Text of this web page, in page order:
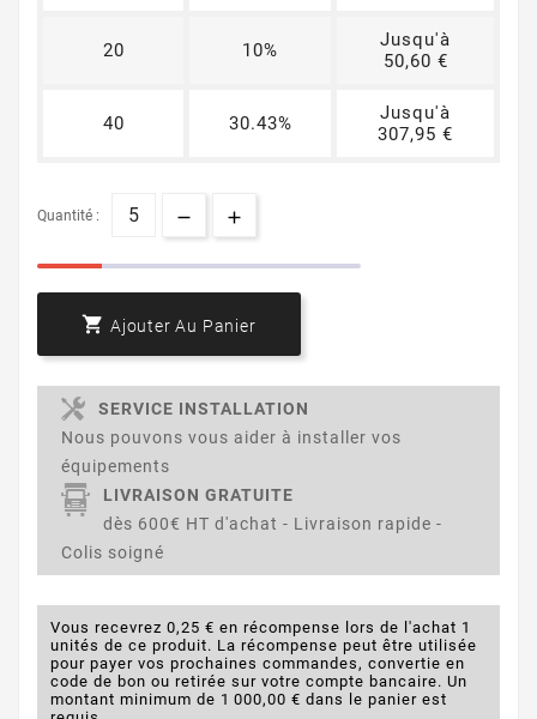
20 10%
Jusqu'à
50,60 €
40 30.43%
Jusqu'à
307,95 €
Quantité :
 Ajouter Au Panier
SERVICE INSTALLATION
Nous pouvons vous aider à installer vos
équipements
LIVRAISON GRATUITE
dès 600€ HT d'achat - Livraison rapide -
Colis soigné
Vous recevrez 0,25 € en récompense lors de l'achat 1
unités de ce produit. La récompense peut être utilisée
pour payer vos prochaines commandes, convertie en
code de bon ou retirée sur votre compte bancaire. Un
montant minimum de 1 000,00 € dans le panier est